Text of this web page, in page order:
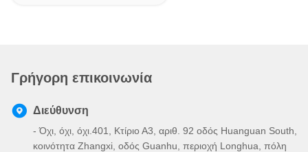
Γρήγορη επικοινωνία
Διεύθυνση
- Όχι, όχι, όχι.401, Κτίριο Α3, αριθ. 92 οδός Huanguan South,
κοινότητα Zhangxi, οδός Guanhu, περιοχή Longhua, πόλη